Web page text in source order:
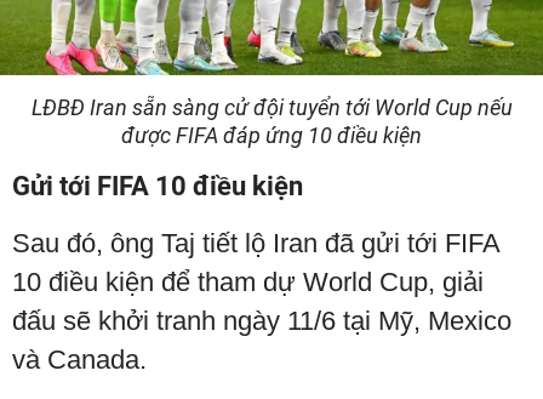
LĐBĐ Iran sẵn sàng cử đội tuyển tới World Cup nếu
được FIFA đáp ứng 10 điều kiện
Gửi tới FIFA 10 điều kiện
Sau đó, ông Taj tiết lộ Iran đã gửi tới FIFA
10 điều kiện để tham dự World Cup, giải
đấu sẽ khởi tranh ngày 11/6 tại Mỹ, Mexico
và Canada.